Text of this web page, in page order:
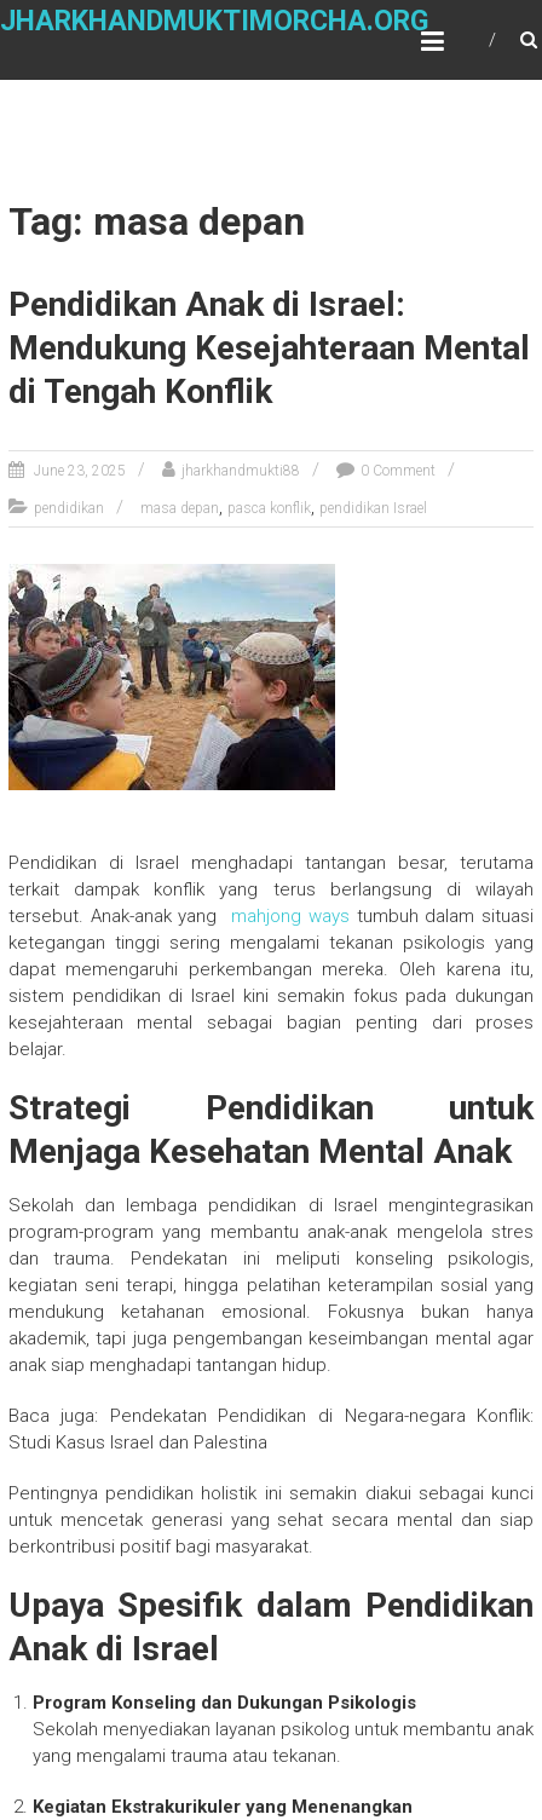
Skip
JHARKHANDMUKTIMORCHA.ORG
Tag: masa depan
Pendidikan Anak di Israel:
Mendukung Kesejahteraan Mental
di Tengah Konflik
June 23, 2025 jharkhandmukti88 0 Comment
pendidikan masa depan, pasca konflik, pendidikan Israel
Pendidikan di Israel menghadapi tantangan besar, terutama
terkait dampak konflik yang terus berlangsung di wilayah
tersebut. Anak-anak yang mahjong ways tumbuh dalam situasi
ketegangan tinggi sering mengalami tekanan psikologis yang
dapat memengaruhi perkembangan mereka. Oleh karena itu,
sistem pendidikan di Israel kini semakin fokus pada dukungan
kesejahteraan mental sebagai bagian penting dari proses
belajar.
Strategi Pendidikan untuk
Menjaga Kesehatan Mental Anak
Sekolah dan lembaga pendidikan di Israel mengintegrasikan
program-program yang membantu anak-anak mengelola stres
dan trauma. Pendekatan ini meliputi konseling psikologis,
kegiatan seni terapi, hingga pelatihan keterampilan sosial yang
mendukung ketahanan emosional. Fokusnya bukan hanya
akademik, tapi juga pengembangan keseimbangan mental agar
anak siap menghadapi tantangan hidup.
Baca juga: Pendekatan Pendidikan di Negara-negara Konflik:
Studi Kasus Israel dan Palestina
Pentingnya pendidikan holistik ini semakin diakui sebagai kunci
untuk mencetak generasi yang sehat secara mental dan siap
berkontribusi positif bagi masyarakat.
Upaya Spesifik dalam Pendidikan
Anak di Israel
Program Konseling dan Dukungan Psikologis
Sekolah menyediakan layanan psikolog untuk membantu anak
yang mengalami trauma atau tekanan.
Kegiatan Ekstrakurikuler yang Menenangkan